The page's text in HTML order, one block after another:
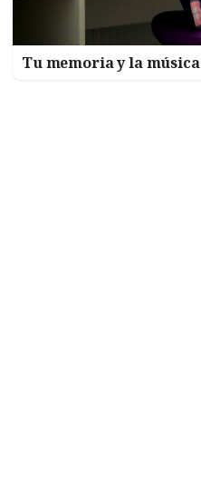
Tu memoria y la música